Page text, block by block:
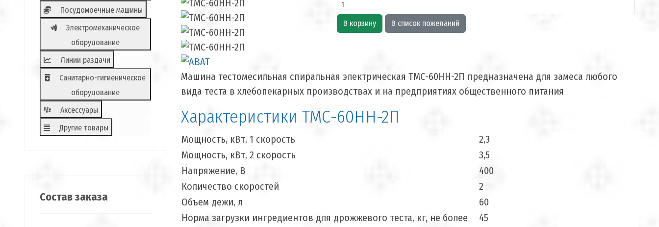
Посудомоечные машины
Электромеханическое
оборудование
Линии раздачи
Санитарно-гигиеническое
оборудование
Аксессуары
Другие товары
Состав заказа
Машина тестомесильная спиральная электрическая ТМС-60НН-2П предназначена для замеса любого
вида теста в хлебопекарных производствах и на предприятиях общественного питания
Характеристики ТМС-60НН-2П
Мощность, кВт, 1 скорость
2,3
Мощность, кВт, 2 скорость
3,5
Напряжение, В
400
Количество скоростей
2
Объем дежи, л
60
Норма загрузки ингредиентов для дрожжевого теста, кг, не более
45